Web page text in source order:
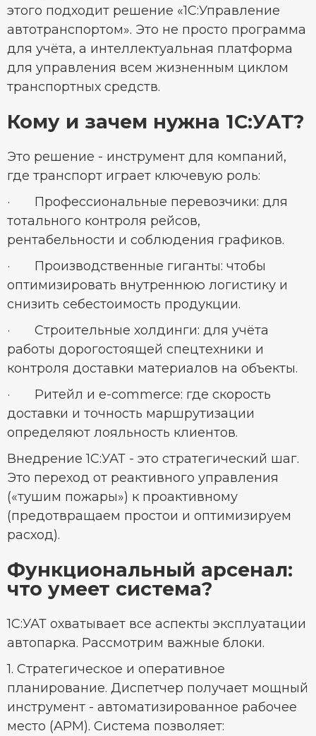
этого подходит решение «1С:Управление
автотранспортом». Это не просто программа
для учёта, а интеллектуальная платформа
для управления всем жизненным циклом
транспортных средств.
Кому и зачем нужна 1С:УАТ?
Это решение - инструмент для компаний,
где транспорт играет ключевую роль:
· Профессиональные перевозчики: для
тотального контроля рейсов,
рентабельности и соблюдения графиков.
· Производственные гиганты: чтобы
оптимизировать внутреннюю логистику и
снизить себестоимость продукции.
· Строительные холдинги: для учёта
работы дорогостоящей спецтехники и
контроля доставки материалов на объекты.
· Ритейл и e-commerce: где скорость
доставки и точность маршрутизации
определяют лояльность клиентов.
Внедрение 1С:УАТ - это стратегический шаг.
Это переход от реактивного управления
(«тушим пожары») к проактивному
(предотвращаем простои и оптимизируем
расход).
Функциональный арсенал:
что умеет система?
1С:УАТ охватывает все аспекты эксплуатации
автопарка. Рассмотрим важные блоки.
1. Стратегическое и оперативное
планирование. Диспетчер получает мощный
инструмент - автоматизированное рабочее
место (АРМ). Система позволяет: